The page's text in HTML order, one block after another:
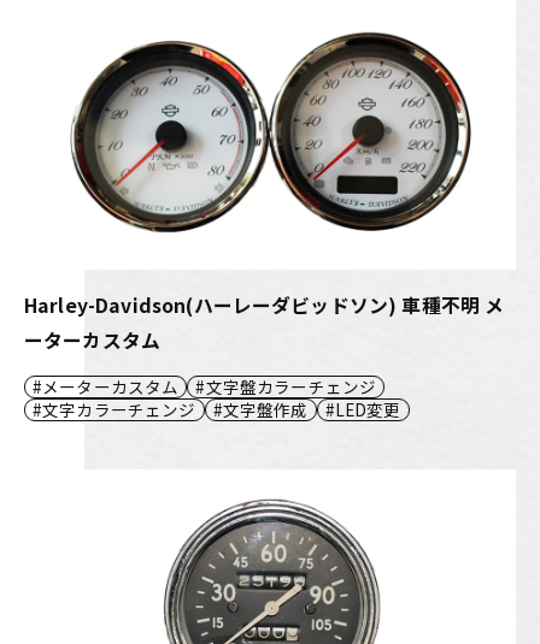
Harley-Davidson(ハーレーダビッドソン) 車種不明 メ
ーターカスタム
メーターカスタム
文字盤カラーチェンジ
文字カラーチェンジ
文字盤作成 LED変更